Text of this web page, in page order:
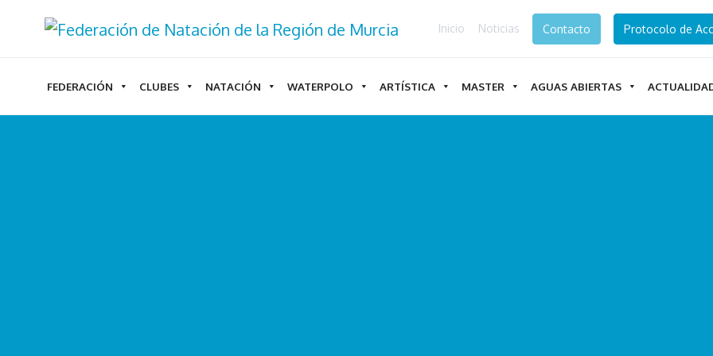
Inicio Noticias Contacto Protocolo de
FEDERACIÓN CLUBES NATACIÓN WATERPOLO ARTÍSTICA MASTER AGUAS ABIERTAS